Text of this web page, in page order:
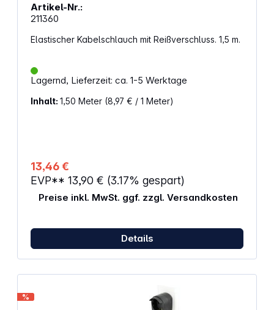
Artikel-Nr.:
211360
Elastischer Kabelschlauch mit Reißverschluss. 1,5 m.
Lagernd, Lieferzeit: ca. 1-5 Werktage
Inhalt: 1,50 Meter (8,97 € / 1 Meter)
13,46 €
EVP** 13,90 € (3.17% gespart)
Preise inkl. MwSt. ggf. zzgl. Versandkosten
Details
%